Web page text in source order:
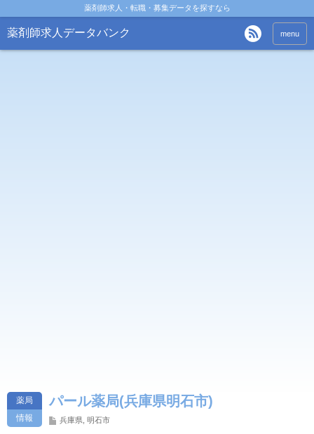
薬剤師求人・転職・募集データを探すなら
薬剤師求人データバンク menu
薬局
情報
パール薬局(兵庫県明石市)
兵庫県 明石市